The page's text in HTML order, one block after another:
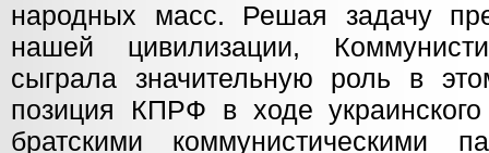
народных масс. Решая задачу
нашей цивилизации,
сыграла значительную роль в
позиция КПРФ в ходе
братскими коммунистическими